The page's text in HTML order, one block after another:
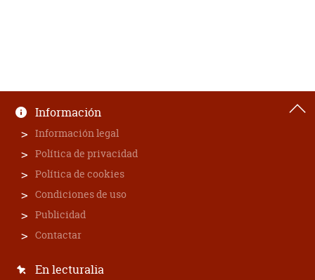
Información
Información legal
Política de privacidad
Política de cookies
Condiciones de uso
Publicidad
Contactar
En lecturalia